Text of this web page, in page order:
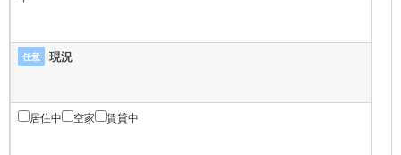
任意 現況
居住中 空家 賃貸中